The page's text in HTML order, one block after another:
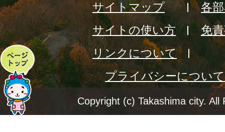
ペ
ー
ジ
サイトマップ
各
サイトの使い方
免
リンクについて
プライバシーについて
Copyright (c) Takashima city. All